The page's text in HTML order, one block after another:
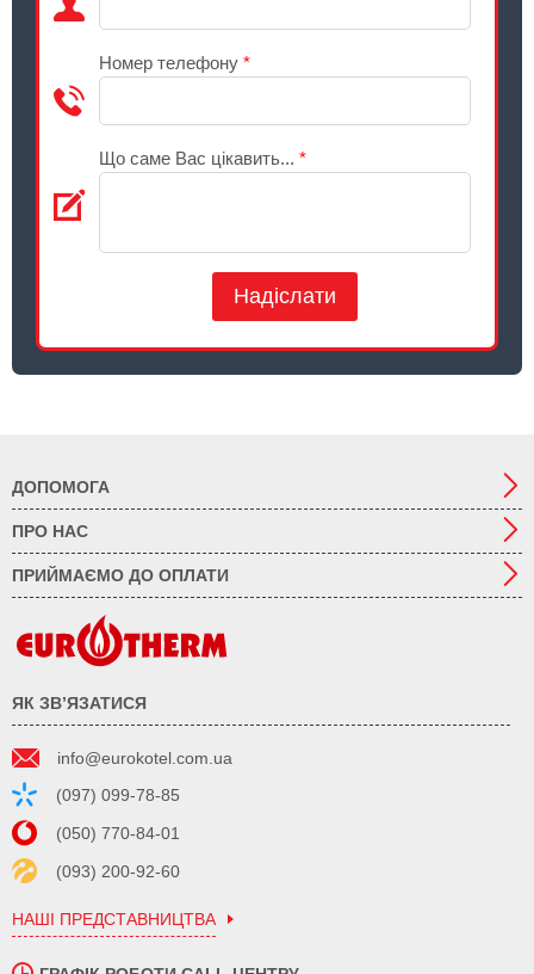
Номер телефону *
Що саме Вас цікавить... *
Надіслати
ДОПОМОГА
ПРО НАС
ПРИЙМАЄМО ДО ОПЛАТИ
ЯК ЗВ’ЯЗАТИСЯ
info@eurokotel.com.ua
(097) 099-78-85
(050) 770-84-01
(093) 200-92-60
НАШІ ПРЕДСТАВНИЦТВА